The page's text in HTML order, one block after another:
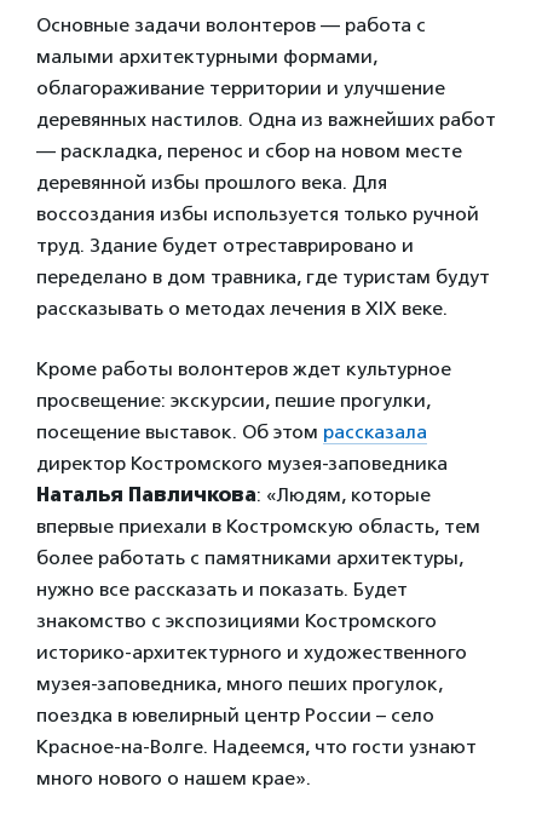
Основные задачи волонтеров — работа с
малыми архитектурными формами,
облагораживание территории и улучшение
деревянных настилов. Одна из важнейших работ
— раскладка, перенос и сбор на новом месте
деревянной избы прошлого века. Для
воссоздания избы используется только ручной
труд. Здание будет отреставрировано и
переделано в дом травника, где туристам будут
рассказывать о методах лечения в XIX веке.
Кроме работы волонтеров ждет культурное
просвещение: экскурсии, пешие прогулки,
посещение выставок. Об этом рассказала
директор Костромского музея-заповедника
Наталья Павличкова: «Людям, которые
впервые приехали в Костромскую область, тем
более работать с памятниками архитектуры,
нужно все рассказать и показать. Будет
знакомство с экспозициями Костромского
историко-архитектурного и художественного
музея-заповедника, много пеших прогулок,
поездка в ювелирный центр России – село
Красное-на-Волге. Надеемся, что гости узнают
много нового о нашем крае».